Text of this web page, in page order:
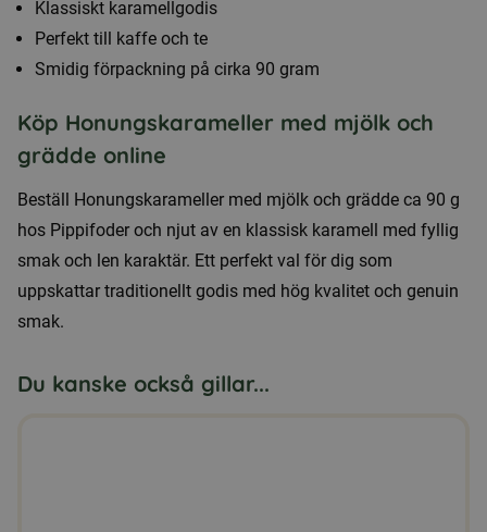
Klassiskt karamellgodis
Perfekt till kaffe och te
Smidig förpackning på cirka 90 gram
Köp Honungskarameller med mjölk och
grädde online
Beställ Honungskarameller med mjölk och grädde ca 90 g
hos Pippifoder och njut av en klassisk karamell med fyllig
smak och len karaktär. Ett perfekt val för dig som
uppskattar traditionellt godis med hög kvalitet och genuin
smak.
Du kanske också gillar...